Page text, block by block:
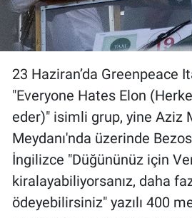
23 Haziran’da Greenpeace
"Everyone Hates Elon
eder)" isimli grup, yine Aziz
Meydanı'nda üzerinde
İngilizce "Düğününüz için
kiralayabiliyorsanız, daha
ödeyebilirsiniz" yazılı 400